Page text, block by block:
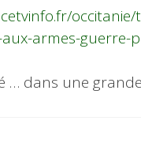
armes-guerre-
… dans une